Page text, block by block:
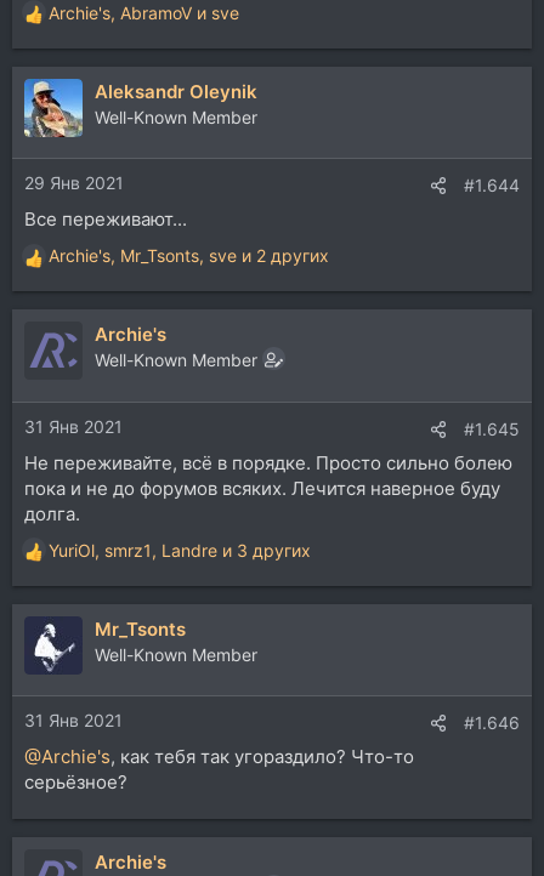
Р
е
а
к
ц
и
и
:
Archie's, AbramoV и sve
Aleksandr Oleynik
Well-Known Member
29 Янв 2021 #1.644
Все переживают...
Р
е
а
ц
и
:
Archie's, Mr_Tsonts, sve и 2 других
Archie's
Well-Known Member
31 Янв 2021 #1.645
Не переживайте, всё в порядке. Просто сильно болею
пока и не до форумов всяких. Лечится наверное буду
долга.
Р
е
а
и
и
:
YuriOl, smrz1, Landre и 3 других
Mr_Tsonts
Well-Known Member
31 Янв 2021 #1.646
@Archie's, как тебя так угораздило? Что-то
серьёзное?
Archie's